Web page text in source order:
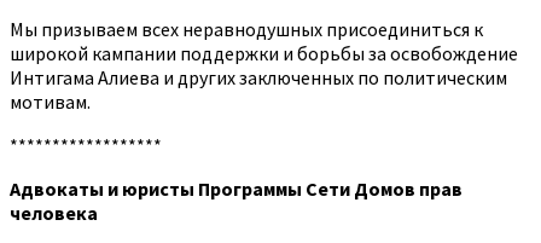
Мы призываем всех неравнодушных присоединиться к
широкой кампании поддержки и борьбы за освобождение
Интигама Алиева и других заключенных по политическим
мотивам.
******************
Адвокаты и юристы Программы Сети Домов прав
человека